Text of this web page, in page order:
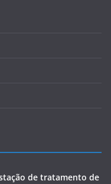
de tratamento de